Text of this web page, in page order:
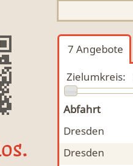
7 Angebote
Zielumkreis:
Abfahrt
Dresden
Fahrgemeinschaft
Dresden
Fahrgemeinschaft